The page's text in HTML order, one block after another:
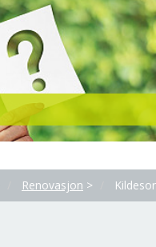
Renovasjon >